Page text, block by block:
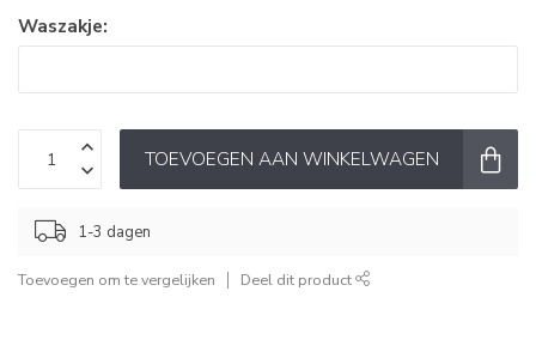
Waszakje:
TOEVOEGEN AAN WINKELWAGEN
1-3 dagen
Toevoegen om te vergelijken Deel dit product